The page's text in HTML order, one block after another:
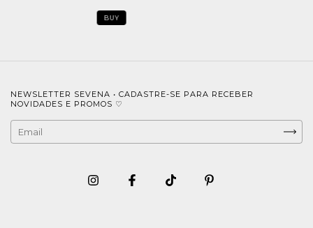
BUY
NEWSLETTER SEVENA • CADASTRE-SE PARA RECEBER
NOVIDADES E PROMOS ♡